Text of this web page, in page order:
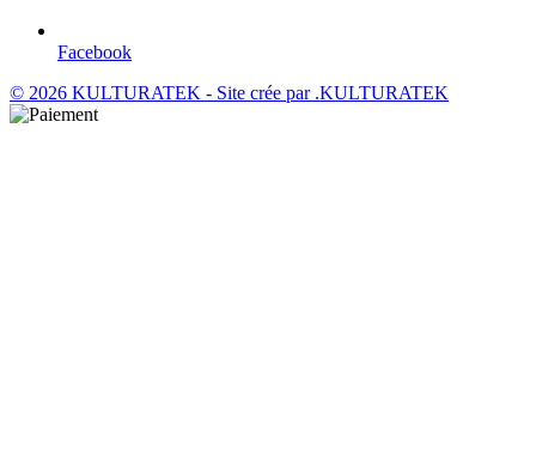
Facebook
© 2026 KULTURATEK - Site crée par .KULTURATEK